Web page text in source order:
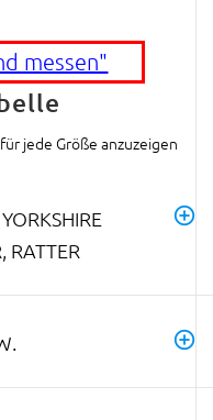
messen"
jede Größe anzuzeigen
RATTER